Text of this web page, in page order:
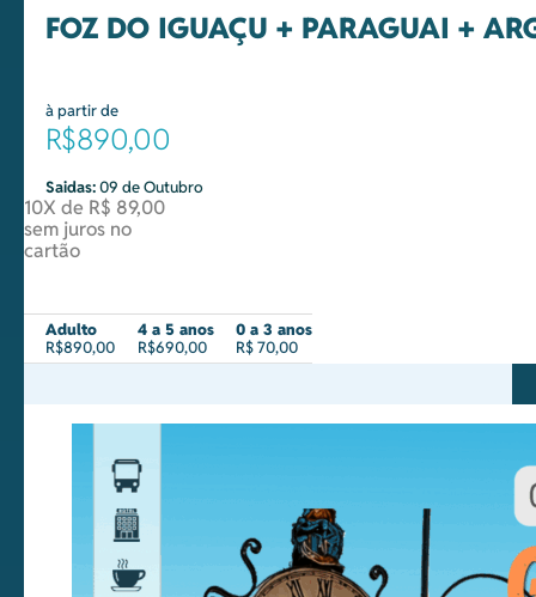
FOZ DO IGUAÇU + PARAGUAI +
à partir de
R$890,00
Saidas:09 de Outubro
10X de R$ 89,00
sem juros no
cartão
Adulto
R$890,00
4 a 5 anos
R$690,00
0 a 3 anos
R$ 70,00